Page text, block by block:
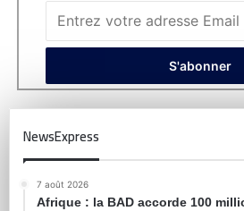
NewsExpress
7 août 2026
Afrique : la BAD accorde 100